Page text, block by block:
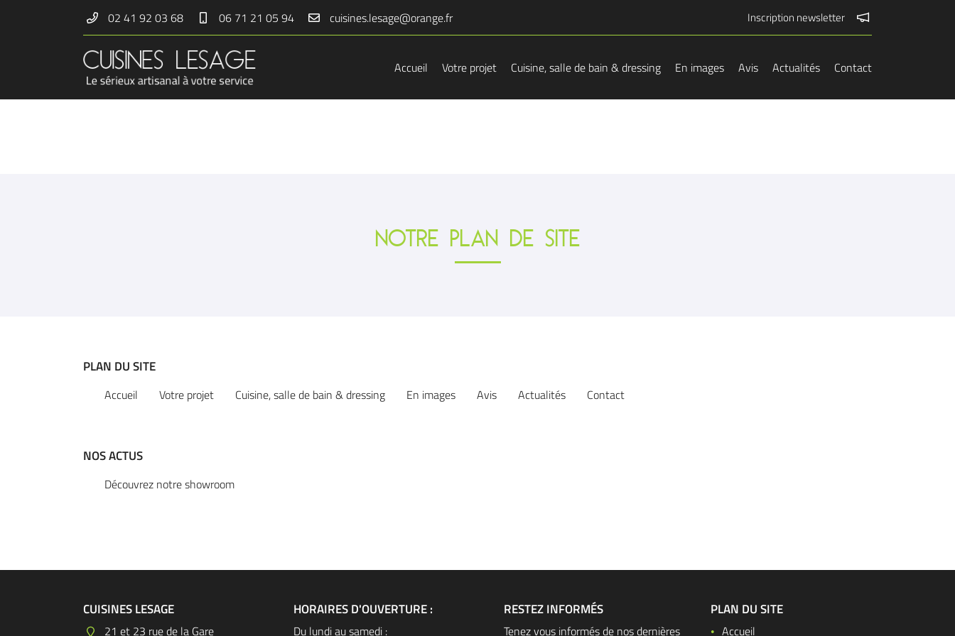
02 41 92 03 68 06 71 21 05 94 Inscription newsletter
Accueil Votre projet Cuisine, salle de bain & dressing En images Avis Actualités Contact
21 et 23 rue de la Gare
49440 Candé
02 41 92 03 68
NOTRE PLAN DE SITE
PLAN DU SITE
Accueil Votre projet Cuisine, salle de bain & dressing En images Avis Actualités Contact
NOS ACTUS
Découvrez notre showroom
CUISINES LESAGE
21 et 23 rue de la Gare
HORAIRES D'OUVERTURE :
Du lundi au samedi :
RESTEZ INFORMÉS
Tenez vous informés de nos dernières
PLAN DU SITE
Accueil